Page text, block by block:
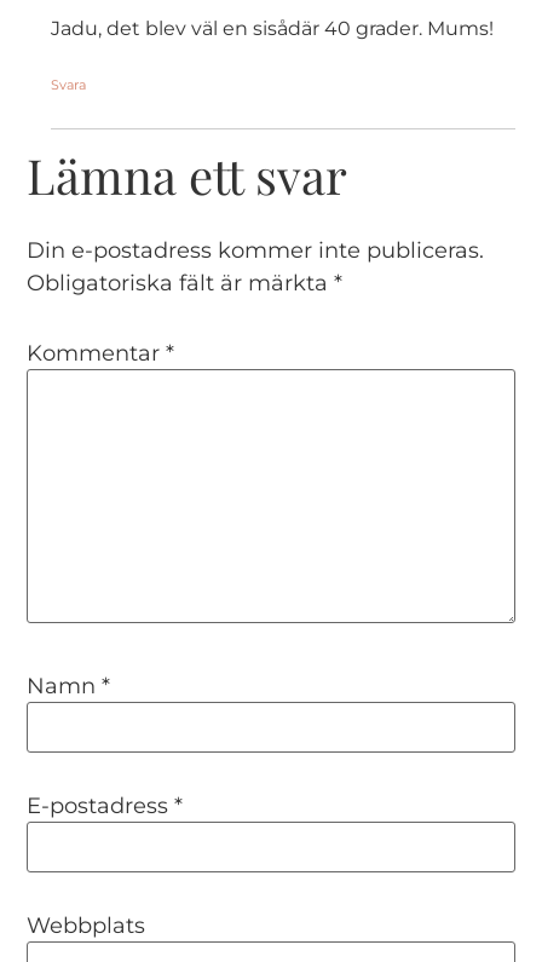
Jadu, det blev väl en sisådär 40 grader. Mums!
Svara
Lämna ett svar
Din e-postadress kommer inte publiceras.
Obligatoriska fält är märkta*
Kommentar*
Namn*
E-postadress*
Webbplats